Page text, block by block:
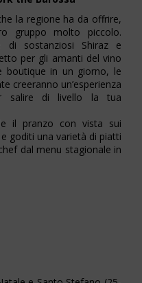
la regione ha da offrire,
gruppo molto piccolo.
di sostanziosi Shiraz e
per gli amanti del vino
boutique in un giorno, le
creeranno un’esperienza
salire di livello la tua
il pranzo con vista sui
goditi una varietà di piatti
dal menu stagionale in